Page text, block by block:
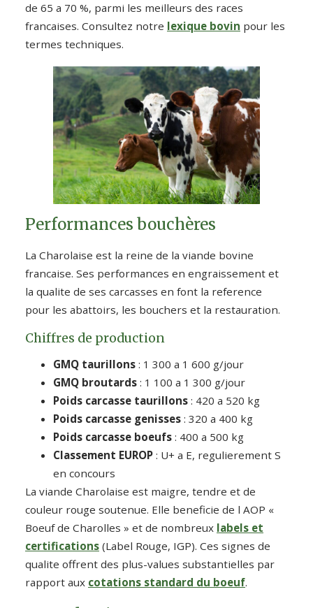
de 65 a 70 %, parmi les meilleurs des races
francaises. Consultez notre lexique bovin pour les
termes techniques.
Performances bouchères
La Charolaise est la reine de la viande bovine
francaise. Ses performances en engraissement et
la qualite de ses carcasses en font la reference
pour les abattoirs, les bouchers et la restauration.
Chiffres de production
GMQ taurillons : 1 300 a 1 600 g/jour
GMQ broutards : 1 100 a 1 300 g/jour
Poids carcasse taurillons : 420 a 520 kg
Poids carcasse genisses : 320 a 400 kg
Poids carcasse boeufs : 400 a 500 kg
Classement EUROP : U+ a E, regulierement S
en concours
La viande Charolaise est maigre, tendre et de
couleur rouge soutenue. Elle beneficie de l AOP «
Boeuf de Charolles » et de nombreux labels et
certifications (Label Rouge, IGP). Ces signes de
qualite offrent des plus-values substantielles par
rapport aux cotations standard du boeuf.